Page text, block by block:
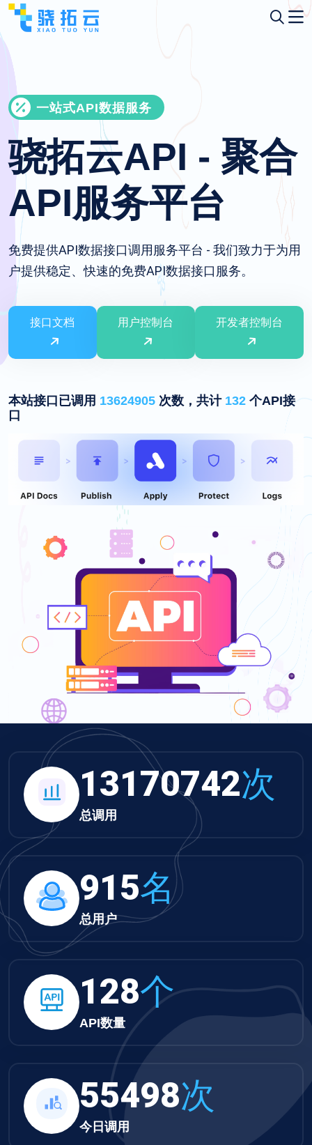
一站式API数据服务
骁拓云API - 聚合
API服务平台
免费提供API数据接口调用服务平台 - 我们致力于为用
户提供稳定、快速的免费API数据接口服务。
接口文档 用户控制台 开发者控制台
本站接口已调用 13624905 次数，共计 132 个API接
口
13624905次
总调用
947名
总用户
132个
API数量
57412次
今日调用